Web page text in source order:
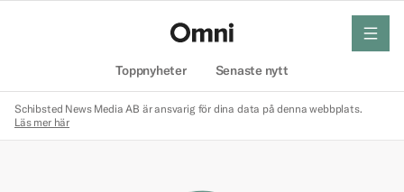
Toppnyheter Senaste nytt
meny
Schibsted News Media AB är ansvarig för dina data på denna webbplats.
Läs mer här